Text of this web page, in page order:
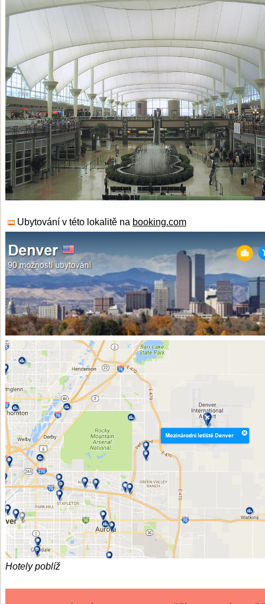
Ubytování v této lokalitě na booking.com
Hotely poblíž